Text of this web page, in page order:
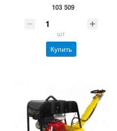
103 509
шт
Купить